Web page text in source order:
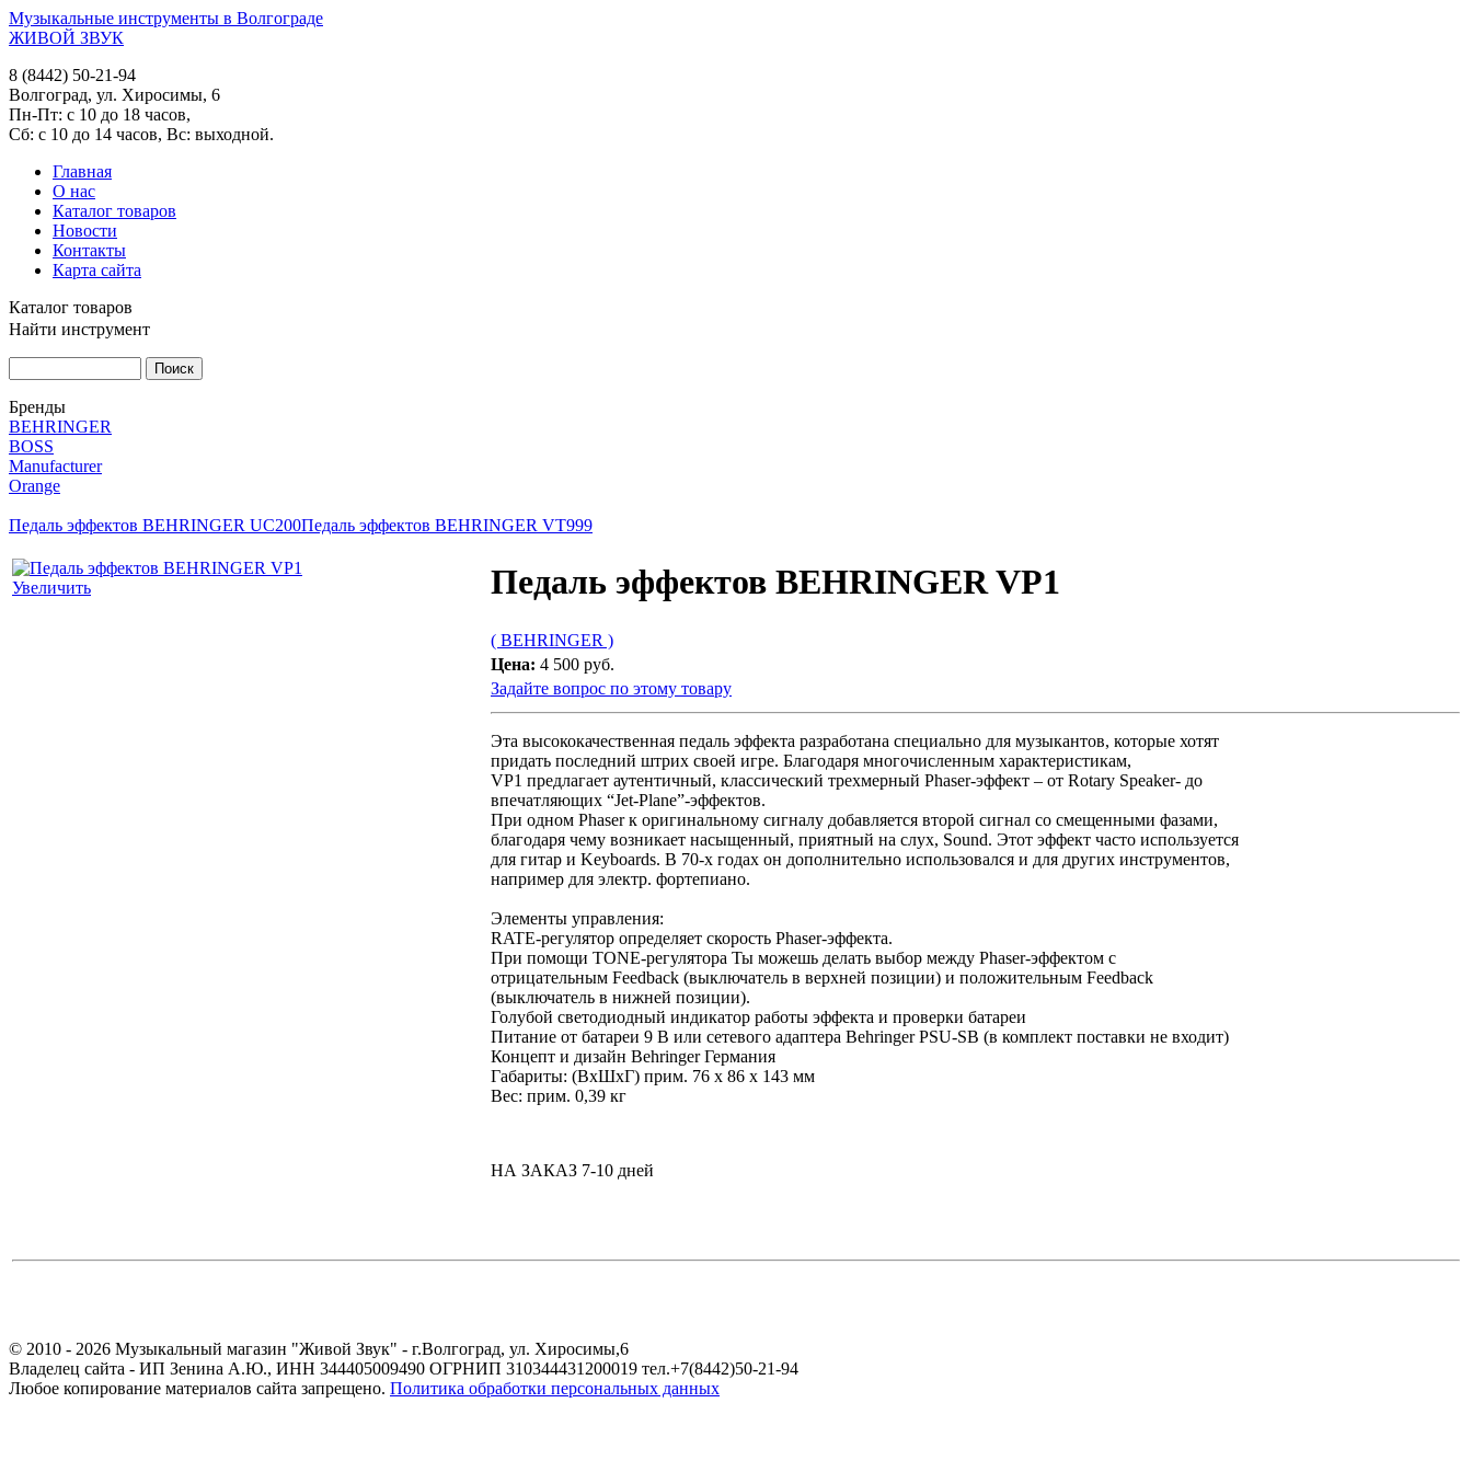
Музыкальные инструменты в Волгограде
ЖИВОЙ ЗВУК
8 (8442) 50-21-94
Волгоград, ул. Хиросимы, 6
Пн-Пт: с 10 до 18 часов,
Сб: с 10 до 14 часов, Вс: выходной.
Главная
О нас
Каталог товаров
Новости
Контакты
Карта сайта
Каталог товаров
Найти инструмент
Бренды
BEHRINGER
BOSS
Manufacturer
Orange
Педаль эффектов BEHRINGER UC200Педаль эффектов BEHRINGER VT999
Увеличить Педаль эффектов BEHRINGER VP1
( BEHRINGER )
Цена: 4 500 руб.
Задайте вопрос по этому товару
Эта высококачественная педаль эффекта разработана специально для музыкантов, которые хотят
придать последний штрих своей игре. Благодаря многочисленным характеристикам,
VP1 предлагает аутентичный, классический трехмерный Phaser-эффект – от Rotary Speaker- до
впечатляющих “Jet-Plane”-эффектов.
При одном Phaser к оригинальному сигналу добавляется второй сигнал со смещенными фазами,
благодаря чему возникает насыщенный, приятный на слух, Sound. Этот эффект часто используется
для гитар и Keyboards. В 70-х годах он дополнительно использовался и для других инструментов,
например для электр. фортепиано.
Элементы управления:
RATE-регулятор определяет скорость Phaser-эффекта.
При помощи TONE-регулятора Ты можешь делать выбор между Phaser-эффектом с
отрицательным Feedback (выключатель в верхней позиции) и положительным Feedback
(выключатель в нижней позиции).
Голубой светодиодный индикатор работы эффекта и проверки батареи
Питание от батареи 9 В или сетевого адаптера Behringer PSU-SB (в комплект поставки не входит)
Концепт и дизайн Behringer Германия
Габариты: (ВхШхГ) прим. 76 x 86 x 143 мм
Вес: прим. 0,39 кг
НА ЗАКАЗ 7-10 дней
© 2010 - 2026 Музыкальный магазин "Живой Звук" - г.Волгоград, ул. Хиросимы,6
Владелец сайта - ИП Зенина А.Ю., ИНН 344405009490 ОГРНИП 310344431200019 тел.+7(8442)50-21-94
Любое копирование материалов сайта запрещено. Политика обработки персональных данных